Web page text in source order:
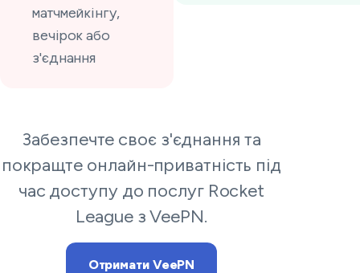
матчмейкінгу,
вечірок або
з'єднання
Забезпечте своє з'єднання та
покращте онлайн-приватність під
час доступу до послуг Rocket
League з VeePN.
Отримати VeePN